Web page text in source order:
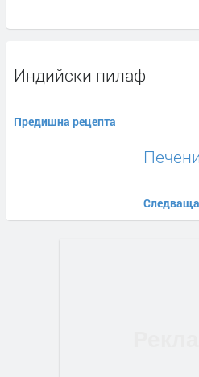
Индийски пилаф
Предишна рецепта